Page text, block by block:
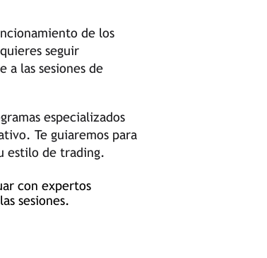
de los
seguir
a las sesiones de
especializados
Te guiaremos para
estilo de trading.
con expertos
sesiones.